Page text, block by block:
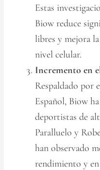
Estas
Biow reduce
libres y mejora
nivel celular.
Incremento en
Respaldado por
Español, Biow
deportistas de
Paralluelo y
han observado
rendimiento y